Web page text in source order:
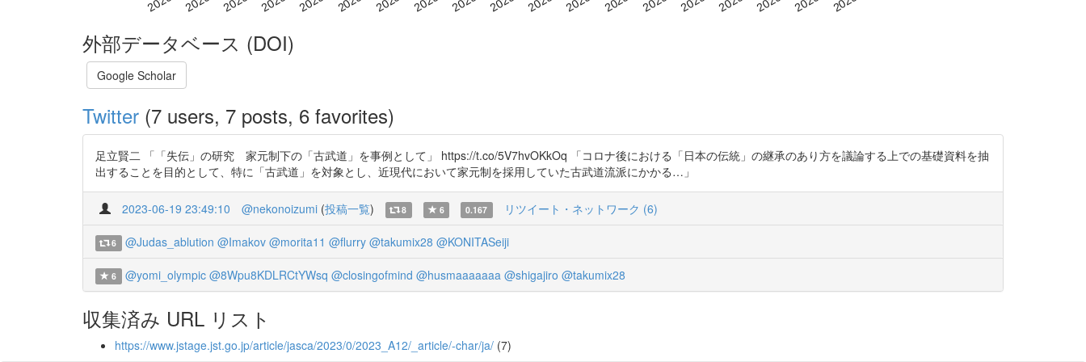
外部データベース (DOI)
Google Scholar
Twitter (7 users, 7 posts, 6 favorites)
足立賢二 「「失伝」の研究 家元制下の「古武道」を事例として」 https://t.co/5V7hvOKkOq 「コロナ後における「日本の伝統」の継承のあり方を議論する上での基礎資料を抽
出することを目的として、特に「古武道」を対象とし、近現代において家元制を採用していた古武道流派にかかる…」
2023-06-19 23:49:10 @nekonoizumi (投稿一覧) 8 6 0.167 リツイート・ネットワーク (6)
6 @Judas_ablution @Imakov @morita11 @flurry @takumix28 @KONITASeiji
6 @yomi_olympic @8Wpu8KDLRCtYWsq @closingofmind @husmaaaaaaa @shigajiro @takumix28
収集済み URL リスト
https://www.jstage.jst.go.jp/article/jasca/2023/0/2023_A12/_article/-char/ja/ (7)